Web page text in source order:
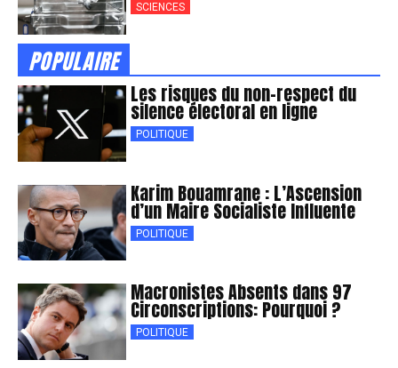
SCIENCES
POPULAIRE
Les risques du non-respect du
silence électoral en ligne
POLITIQUE
Karim Bouamrane : L’Ascension
d’un Maire Socialiste Influente
POLITIQUE
Macronistes Absents dans 97
Circonscriptions: Pourquoi ?
POLITIQUE